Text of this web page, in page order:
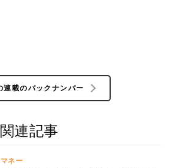
連載のバックナンバー
連記事
マネー